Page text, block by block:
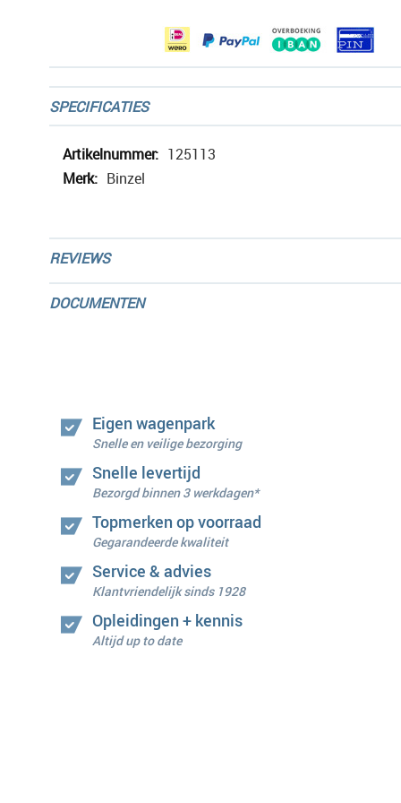
SPECIFICATIES
Meer
informatie
125113
Binzel
REVIEWS
DOCUMENTEN
Eigen wagenpark
Snelle en veilige bezorging
Snelle levertijd
Bezorgd binnen 3 werkdagen*
Topmerken op voorraad
Gegarandeerde kwaliteit
Service & advies
Klantvriendelijk sinds 1928
Opleidingen + kennis
Altijd up to date